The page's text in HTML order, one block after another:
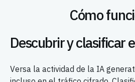
Cómo
Descubrir y clasificar
Versa la actividad de la IA